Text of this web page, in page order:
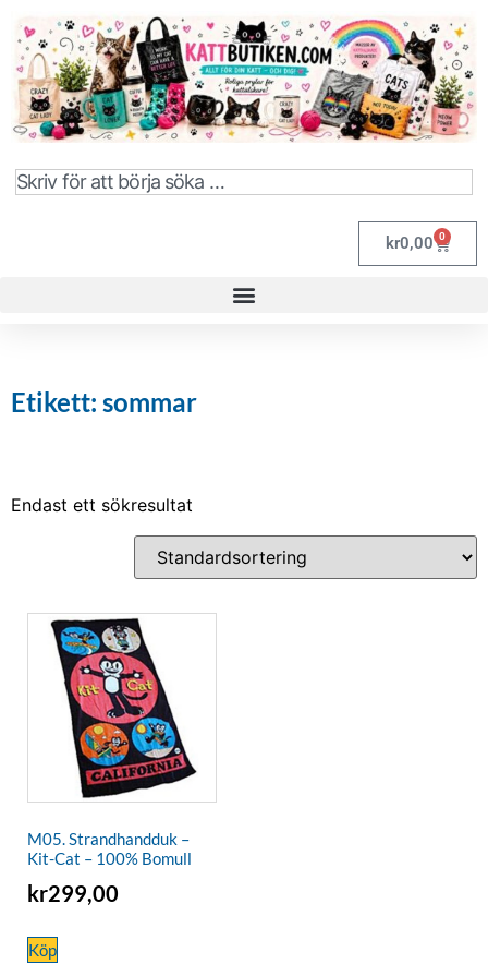
kr0,00 0
Etikett: sommar
Endast ett sökresultat
M05. Strandhandduk –
Kit-Cat – 100% Bomull
kr299,00
Köp